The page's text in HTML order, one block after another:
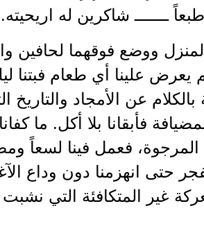
ـــــــ شاكرين له اريحيته.
ووضع فوقهما لحافين
يعرض علينا أي طعام فبتنا
عن الأمجاد والتاريخ
فأبقانا بلا أكل. ما
فعمل فينا لسعاً
حتى انهزمنا دون وداع
غير المتكافئة التي